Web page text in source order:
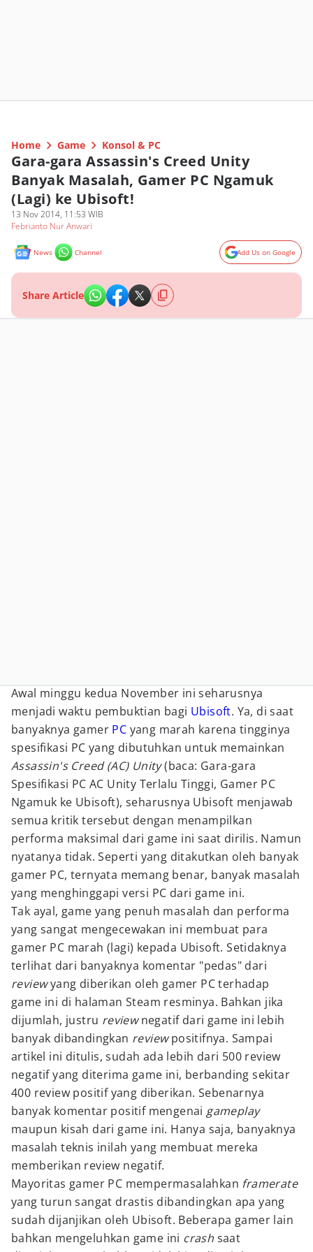
Home Game Konsol & PC
Gara-gara Assassin's Creed Unity
Banyak Masalah, Gamer PC Ngamuk
(Lagi) ke Ubisoft!
13 Nov 2014, 11:53 WIB
Febrianto Nur Anwari
News Channel Add Us on Google
Share Article
Awal minggu kedua November ini seharusnya
menjadi waktu pembuktian bagi Ubisoft. Ya, di saat
banyaknya gamer PC yang marah karena tingginya
spesifikasi PC yang dibutuhkan untuk memainkan
Assassin's Creed (AC) Unity(baca: Gara-gara
Spesifikasi PC AC Unity Terlalu Tinggi, Gamer PC
Ngamuk ke Ubisoft), seharusnya Ubisoft menjawab
semua kritik tersebut dengan menampilkan
performa maksimal dari game ini saat dirilis. Namun
nyatanya tidak. Seperti yang ditakutkan oleh banyak
gamer PC, ternyata memang benar, banyak masalah
yang menghinggapi versi PC dari game ini.
Tak ayal, game yang penuh masalah dan performa
yang sangat mengecewakan ini membuat para
gamer PC marah (lagi) kepada Ubisoft. Setidaknya
terlihat dari banyaknya komentar "pedas" dari
reviewyang diberikan oleh gamer PC terhadap
game ini di halaman Steam resminya. Bahkan jika
dijumlah, justru reviewnegatif dari game ini lebih
banyak dibandingkan reviewpositifnya. Sampai
artikel ini ditulis, sudah ada lebih dari 500 review
negatif yang diterima game ini, berbanding sekitar
400 review positif yang diberikan. Sebenarnya
banyak komentar positif mengenai gameplay
maupun kisah dari game ini. Hanya saja, banyaknya
masalah teknis inilah yang membuat mereka
memberikan review negatif.
Mayoritas gamer PC mempermasalahkan framerate
yang turun sangat drastis dibandingkan apa yang
sudah dijanjikan oleh Ubisoft. Beberapa gamer lain
bahkan mengeluhkan game ini crash saat